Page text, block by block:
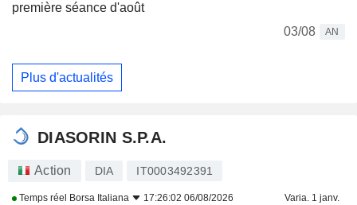
première séance d'août
03/08
AN
Plus d'actualités
DIASORIN S.P.A.
Action DIA IT0003492391
Temps réel Borsa Italiana 17:26:02 06/08/2026 Varia. 1 janv.